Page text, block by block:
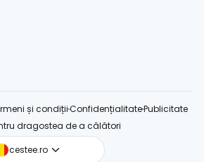
și condițiiConfidențialitatePublicitate
dragostea de a călători
cestee.ro
cestee.com